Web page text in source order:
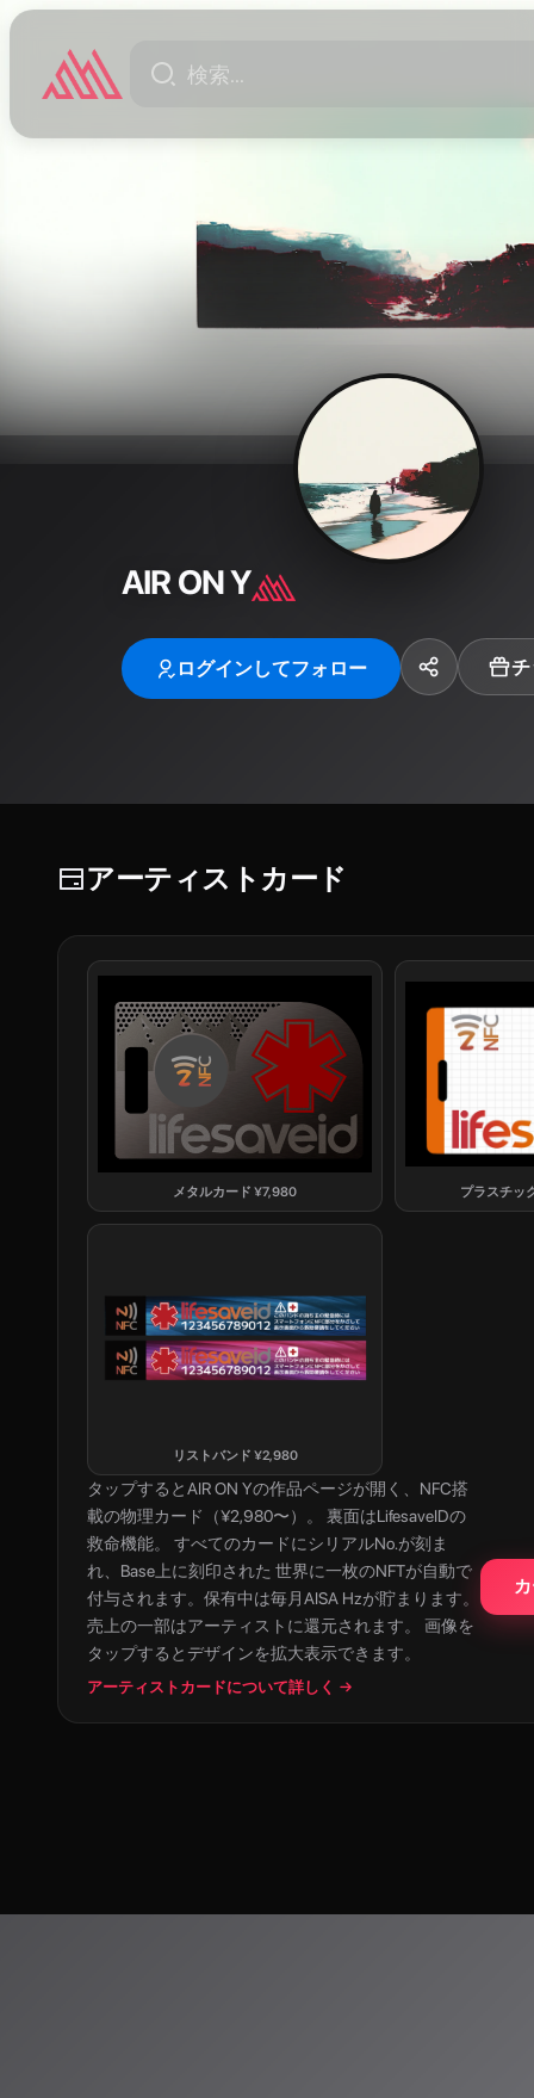
AIR ON Y
ログインしてフォロー
アーティストカード
メタルカード ¥7,980 プラスチッ
リストバンド ¥2,980
タップするとAIR ON Yの作品ページが開く、NFC搭
載の物理カード（¥2,980〜）。 裏面はLifesaveIDの
救命機能。 すべてのカードにシリアルNo.が刻ま
れ、Base上に刻印された 世界に一枚のNFTが自動で
付与されます。保有中は毎月AISA Hzが貯まります。
売上の一部はアーティストに還元されます。 画像を
タップするとデザインを拡大表示できます。
アーティストカードについて詳しく →